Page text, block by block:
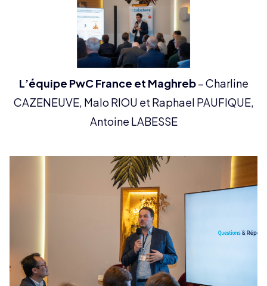
L’équipe PwC France et Maghreb– Charline
CAZENEUVE, Malo RIOU et Raphael PAUFIQUE,
Antoine LABESSE